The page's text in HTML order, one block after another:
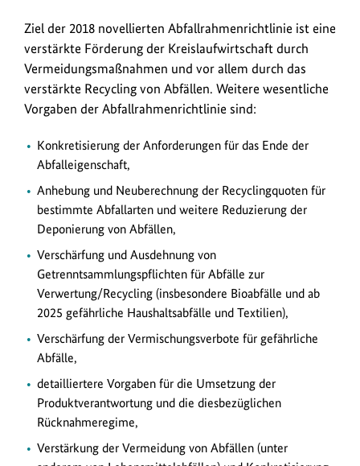
Ziel der 2018 novellierten Abfallrahmenrichtlinie ist eine
verstärkte Förderung der Kreislaufwirtschaft durch
Vermeidungsmaßnahmen und vor allem durch das
verstärkte Recycling von Abfällen. Weitere wesentliche
Vorgaben der Abfallrahmenrichtlinie sind:
Konkretisierung der Anforderungen für das Ende der
Abfalleigenschaft,
Anhebung und Neuberechnung der Recyclingquoten für
bestimmte Abfallarten und weitere Reduzierung der
Deponierung von Abfällen,
Verschärfung und Ausdehnung von
Getrenntsammlungspflichten für Abfälle zur
Verwertung/Recycling (insbesondere Bioabfälle und ab
2025 gefährliche Haushaltsabfälle und Textilien),
Verschärfung der Vermischungsverbote für gefährliche
Abfälle,
detailliertere Vorgaben für die Umsetzung der
Produktverantwortung und die diesbezüglichen
Rücknahmeregime,
Verstärkung der Vermeidung von Abfällen (unter